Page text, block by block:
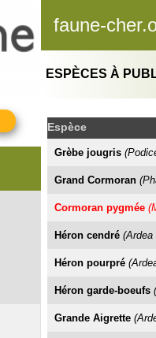
faune-
ESPÈCES À
Espèce
Grèbe jougris
Grand Cormoran
Cormoran pygmée
Héron cendré (Ardea
Héron pourpré
Héron garde-boeufs
Grande Aigrette